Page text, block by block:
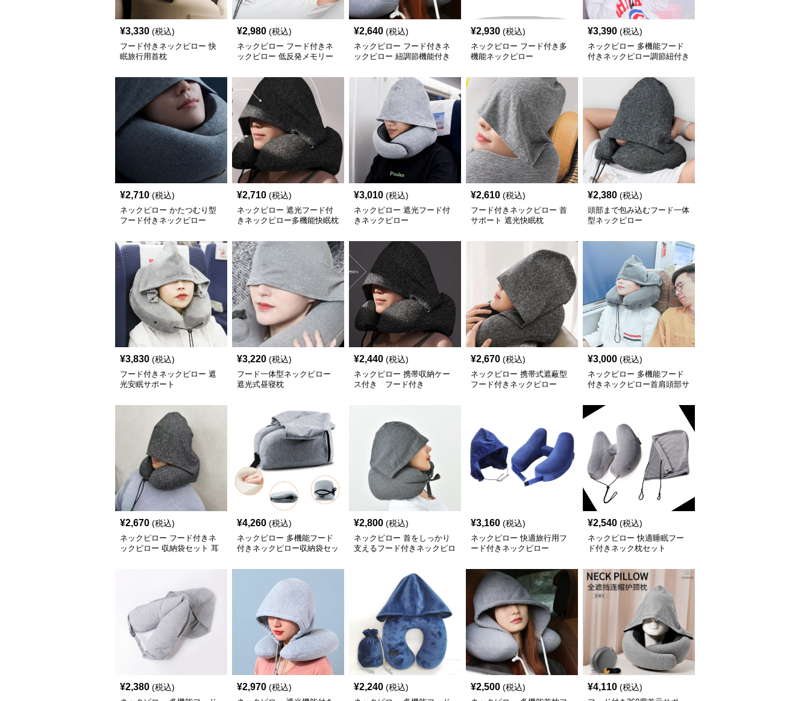
¥3,330 (税込)
フード付きネックピロー 快
眠旅行用首枕
¥2,980 (税込)
ネックピロー フード付きネ
ックピロー 低反発メモリー
¥2,640 (税込)
ネックピロー フード付きネ
ックピロー 紐調節機能付き
¥2,930 (税込)
ネックピロー フード付き多
機能ネックピロー
¥3,390 (税込)
ネックピロー 多機能フード
付きネックピロー調節紐付き
¥2,710 (税込)
ネックピロー かたつむり型
フード付きネックピロー
¥2,710 (税込)
ネックピロー 遮光フード付
きネックピロー多機能快眠枕
¥3,010 (税込)
ネックピロー 遮光フード付
きネックピロー
¥2,610 (税込)
フード付きネックピロー 首
サポート 遮光快眠枕
¥2,380 (税込)
頭部まで包み込むフード一体
型ネックピロー
¥3,830 (税込)
フード付きネックピロー 遮
光安眠サポート
¥3,220 (税込)
フード一体型ネックピロー
遮光式昼寝枕
¥2,440 (税込)
ネックピロー 携帯収納ケー
ス付き フード付き
¥2,670 (税込)
ネックピロー 携帯式遮蔽型
フード付きネックピロー
¥3,000 (税込)
ネックピロー 多機能フード
付きネックピロー首肩頭部サ
¥2,670 (税込)
ネックピロー フード付きネ
ックピロー 収納袋セット 耳
¥4,260 (税込)
ネックピロー 多機能フード
付きネックピロー収納袋セッ
¥2,800 (税込)
ネックピロー 首をしっかり
支えるフード付きネックピロ
¥3,160 (税込)
ネックピロー 快適旅行用フ
ード付きネックピロー
¥2,540 (税込)
ネックピロー 快適睡眠フー
ド付きネック枕セット
¥2,380 (税込) ¥2,970 (税込) ¥2,240 (税込) ¥2,500 (税込) ¥4,110 (税込)